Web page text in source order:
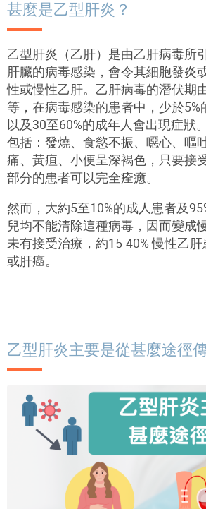
甚麼是乙型肝炎？
乙型肝炎（乙肝）是由乙肝病毒所
肝臟的病毒感染，會令其細胞發炎
性或慢性乙肝。乙肝病毒的潛伏期
等，在病毒感染的患者中，少於5%
以及30至60%的成年人會出現症狀
包括：發燒、食慾不振、噁心、嘔
痛、黃疸、小便呈深褐色，只要接
部分的患者可以完全痊癒。
然而，大約5至10%的成人患者及
兒均不能清除這種病毒，因而變成
未有接受治療，約15-40%慢性乙
或肝癌。
乙型肝炎主要是從甚麼途徑